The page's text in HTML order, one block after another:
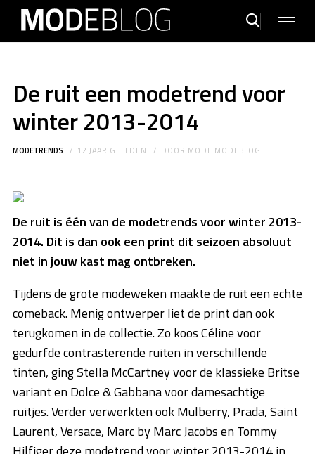
De ruit een modetrend voor
winter 2013-2014
MODETRENDS 12 JAAR GELEDEN DOOR MODE MODEBLOG
De ruit is één van de modetrends voor winter 2013-
2014. Dit is dan ook een print dit seizoen absoluut
niet in jouw kast mag ontbreken.
Tijdens de grote modeweken maakte de ruit een echte
comeback. Menig ontwerper liet de print dan ook
terugkomen in de collectie. Zo koos Céline voor
gedurfde contrasterende ruiten in verschillende
tinten, ging Stella McCartney voor de klassieke Britse
variant en Dolce & Gabbana voor damesachtige
ruitjes. Verder verwerkten ook Mulberry, Prada, Saint
Laurent, Versace, Marc by Marc Jacobs en Tommy